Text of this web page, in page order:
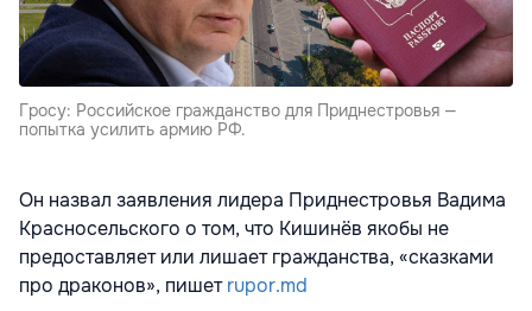
Гросу: Российское гражданство для Приднестровья —
попытка усилить армию РФ.
Он назвал заявления лидера Приднестровья Вадима
Красносельского о том, что Кишинёв якобы не
предоставляет или лишает гражданства, «сказками
про драконов», пишетrupor.md